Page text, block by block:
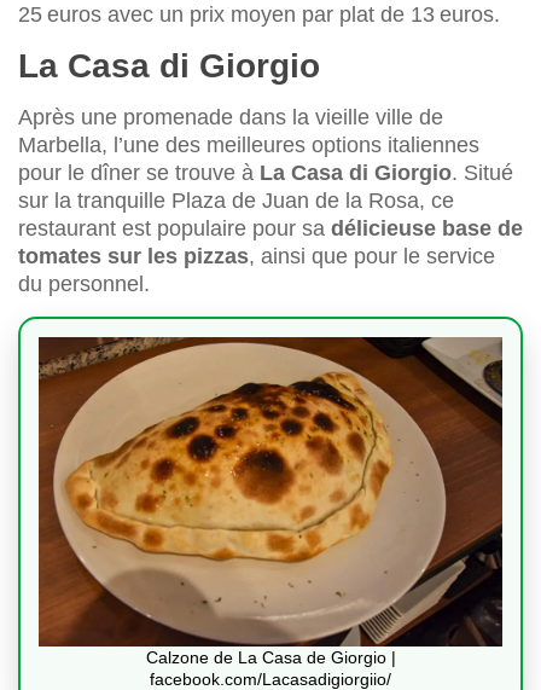
25 euros avec un prix moyen par plat de 13 euros.
La Casa di Giorgio
Après une promenade dans la vieille ville de
Marbella, l’une des meilleures options italiennes
pour le dîner se trouve à La Casa di Giorgio. Situé
sur la tranquille Plaza de Juan de la Rosa, ce
restaurant est populaire pour sa délicieuse base de
tomates sur les pizzas, ainsi que pour le service
du personnel.
Calzone de La Casa de Giorgio |
facebook.com/Lacasadigiorgiio/